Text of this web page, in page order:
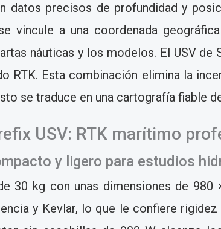
datos precisos de profundidad y
vincule a una coordenada
náuticas y los modelos. El USV
RTK. Esta combinación elimina la
se traduce en una cartografía fiable
USV: RTK marítimo
y ligero para estudios
30 kg con unas dimensiones de
y Kevlar, lo que le confiere